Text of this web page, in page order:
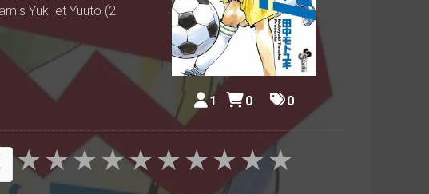
Yuki et Yuuto (2
1 0 0
★
★
★
★
★
★
★
★
★
★